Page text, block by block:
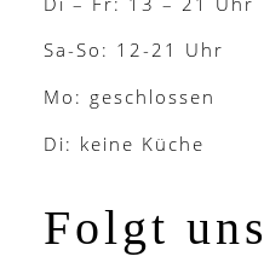
Sa-So: 12-21 Uhr
Mo: geschlossen
Di: keine Küche
Folgt uns